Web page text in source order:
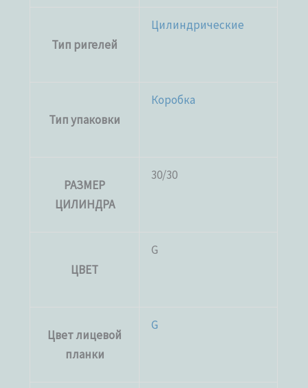
Тип ригелей
Цилиндрические
Тип упаковки
Коробка
РАЗМЕР
ЦИЛИНДРА
30/30
ЦВЕТ
G
Цвет лицевой
планки
G